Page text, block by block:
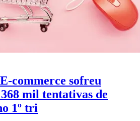
commerce sofreu
mil tentativas de
1º tri